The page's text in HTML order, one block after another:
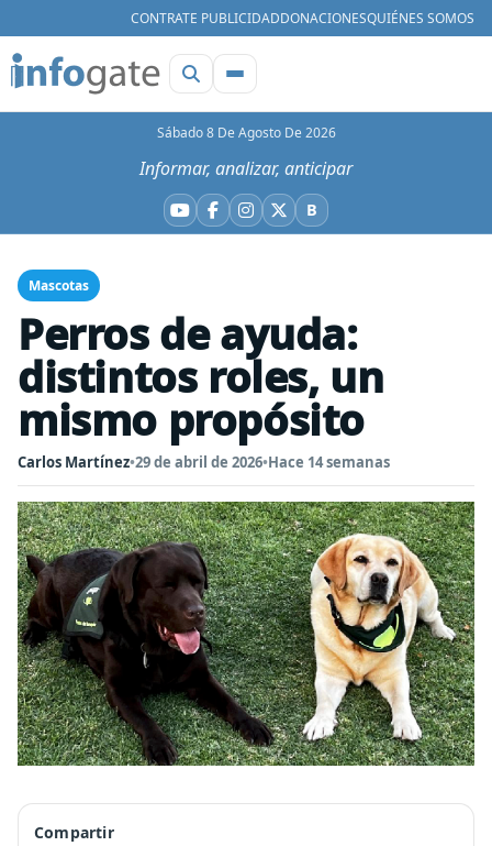
CONTRATE PUBLICIDADDONACIONESQUIÉNES SOMOS
Sábado 8 De Agosto De 2026
Informar, analizar, anticipar
YouTube
Facebook
Instagram
X BBluesky
Mascotas
Perros de ayuda:
distintos roles, un
mismo propósito
Carlos Martínez•29 de abril de 2026•Hace 14 semanas
Compartir